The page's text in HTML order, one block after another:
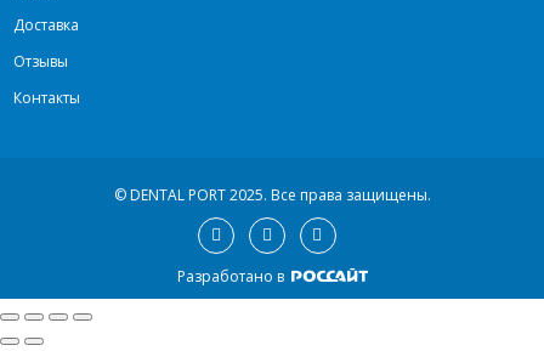
Доставка
Отзывы
Контакты
© DENTAL PORT 2025. Все права защищены.
Разработано в